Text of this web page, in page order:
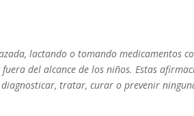
lactando o tomando medicamentos
del alcance de los niños. Estas
tratar, curar o prevenir